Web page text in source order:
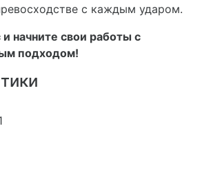
с каждым ударом.
начните свои работы с
подходом!